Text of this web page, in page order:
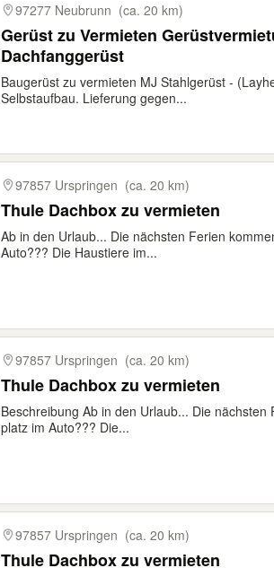
97277 Neubrunn (ca. 20 km)
Gerüst zu Vermieten
Dachfanggerüst
Baugerüst zu vermieten MJ Stahlgerüst -
Selbstaufbau. Lieferung gegen...
97857 Urspringen (ca. 20 km)
Thule Dachbox zu vermieten
Ab in den Urlaub... Die nächsten Ferien
Auto??? Die Haustiere im...
97857 Urspringen (ca. 20 km)
Thule Dachbox zu vermieten
Beschreibung Ab in den Urlaub... Die nächsten
platz im Auto??? Die...
97857 Urspringen (ca. 20 km)
Thule Dachbox zu vermieten